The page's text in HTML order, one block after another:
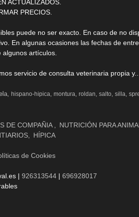
ACTUALIZADOS.
PRECIOS.
puede no ser exacto. En caso de no
En algunas ocasiones las fechas de
artículos.
servicio de consulta veterinaria propia y...
hispano-hipica montura roldan salto silla
DE COMPAÑIA
NUTRICIÓN PARA
HÍPICA
de Cookies
|926313544 |696928017